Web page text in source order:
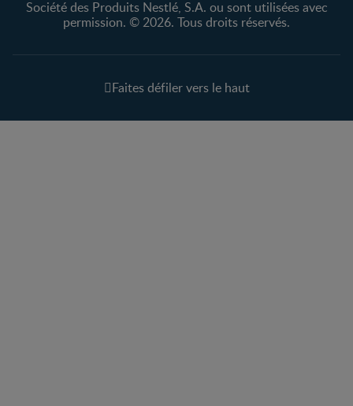
Société des Produits Nestlé, S.A. ou sont utilisées avec
permission. © 2026. Tous droits réservés.
Faites défiler vers le haut